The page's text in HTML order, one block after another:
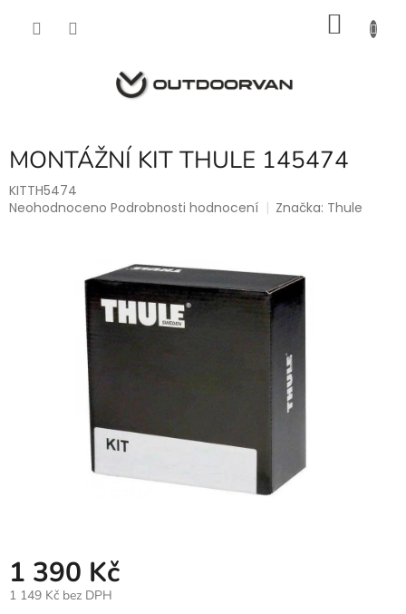
MONTÁŽNÍ KIT THULE 145474
KITTH5474
Průměrné
Neohodnoceno Podrobnosti hodnocení Značka: Thule
1 390 Kč
1 149 Kč bez DPH